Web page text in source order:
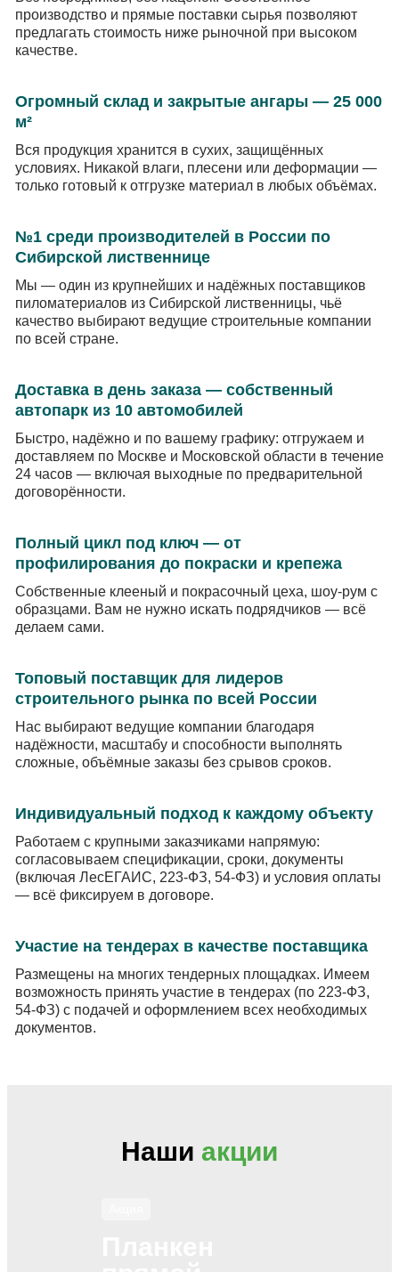
производство и прямые поставки сырья позволяют
предлагать стоимость ниже рыночной при высоком
качестве.
Огромный склад и закрытые ангары — 25 000
м²
Вся продукция хранится в сухих, защищённых
условиях. Никакой влаги, плесени или деформации —
только готовый к отгрузке материал в любых объёмах.
№1 среди производителей в России по
Сибирской лиственнице
Мы — один из крупнейших и надёжных поставщиков
пиломатериалов из Сибирской лиственницы, чьё
качество выбирают ведущие строительные компании
по всей стране.
Доставка в день заказа — собственный
автопарк из 10 автомобилей
Быстро, надёжно и по вашему графику: отгружаем и
доставляем по Москве и Московской области в течение
24 часов — включая выходные по предварительной
договорённости.
Полный цикл под ключ — от
профилирования до покраски и крепежа
Собственные клееный и покрасочный цеха, шоу-рум с
образцами. Вам не нужно искать подрядчиков — всё
делаем сами.
Топовый поставщик для лидеров
строительного рынка по всей России
Нас выбирают ведущие компании благодаря
надёжности, масштабу и способности выполнять
сложные, объёмные заказы без срывов сроков.
Индивидуальный подход к каждому объекту
Работаем с крупными заказчиками напрямую:
согласовываем спецификации, сроки, документы
(включая ЛесЕГАИС, 223-ФЗ, 54-ФЗ) и условия оплаты
— всё фиксируем в договоре.
Участие на тендерах в качестве поставщика
Размещены на многих тендерных площадках. Имеем
возможность принять участие в тендерах (по 223-ФЗ,
54-ФЗ) с подачей и оформлением всех необходимых
документов.
Наши акции